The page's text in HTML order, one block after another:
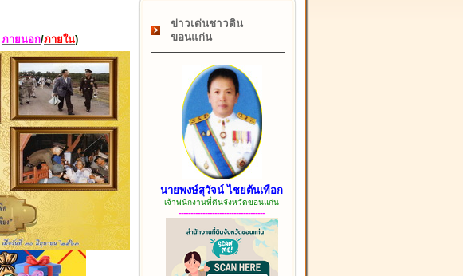
๑๗ กุมภาพันธ์ "วันคล้ายวันสถาปนากรมที่ดิน" ครบรอบ ๑๒
ภายนอก/ภายใน)
ข่าวเด่นชาวดิน
ขอนแก่น
นายพงษ์สุวัจน์ ไชยต้นเทือก
เจ้าพนักงานที่ดินจังหวัดขอนแก่น
------------------------------------